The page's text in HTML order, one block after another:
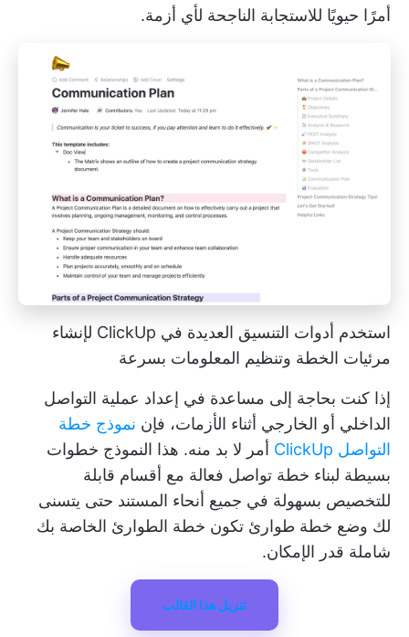
أمرًا حيويًا للاستجابة الناجحة لأي أزمة.
استخدم أدوات التنسيق العديدة في ClickUp لإنشاء
مرئيات الخطة وتنظيم المعلومات بسرعة
إذا كنت بحاجة إلى مساعدة في إعداد عملية التواصل
الداخلي أو الخارجي أثناء الأزمات، فإن نموذج خطة
التواصل ClickUp
أمر لا بد منه. هذا النموذج خطوات
بسيطة لبناء خطة تواصل فعالة مع أقسام قابلة
للتخصيص بسهولة في جميع أنحاء المستند حتى يتسنى
لك وضع خطة طوارئ تكون خطة الطوارئ الخاصة بك
شاملة قدر الإمكان.
تنزيل هذا القالب